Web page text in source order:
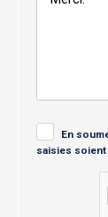
En
saisies